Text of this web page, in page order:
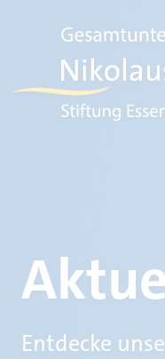
Entdecke